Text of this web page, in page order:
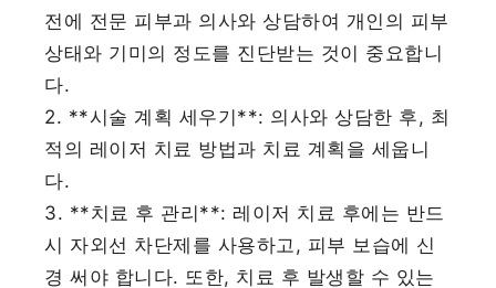
전에 전문 피부과 의사와 상담하여 개인의 피부
상태와 기미의 정도를 진단받는 것이 중요합니
다.
2. **시술 계획 세우기**: 의사와 상담한 후, 최
적의 레이저 치료 방법과 치료 계획을 세웁니
다.
3. **치료 후 관리**: 레이저 치료 후에는 반드
시 자외선 차단제를 사용하고, 피부 보습에 신
경 써야 합니다. 또한, 치료 후 발생할 수 있는